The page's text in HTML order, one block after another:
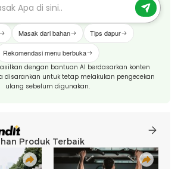
Masak dari bahan Tips dapur
Rekomendasi menu berbuka
dengan bantuan AI berdasarkan konten
disarankan untuk tetap melakukan pengecekan
ulang sebelum digunakan.